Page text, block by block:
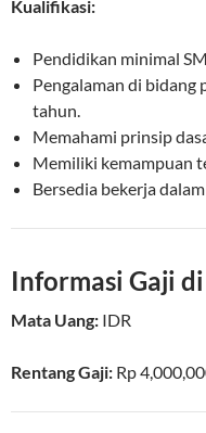
Kualifikasi:
Pendidikan minimal
Pengalaman di
tahun.
Memahami prinsip
Memiliki kemampuan
Bersedia bekerja
Informasi Gaji
Mata Uang: IDR
Rentang Gaji: Rp